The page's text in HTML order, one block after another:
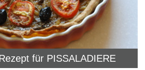
für PISSALADIERE